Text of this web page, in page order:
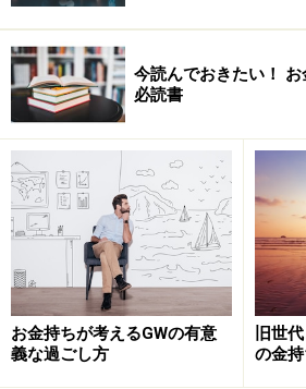
短所より長所に目を向ける
エネルギッシュで社交的な人がう
い自分は情けないなどと落ち込む
向的なら、内向的でも活躍できる
ミュニケーション能力が低いなら
力をするよりも、コミュニケーシ
きる仕事に就く。
そうやって、自分が得意で誰かの
今読んでおきたい！
必読書
お金持ちが考えるGWの有意
義な過ごし方
旧世
の金